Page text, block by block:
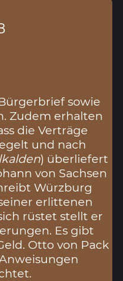
sowie
Zudem erhalten
die Verträge
und nach
) überliefert
von Sachsen
Würzburg
erlittenen
rüstet stellt er
Es gibt
Otto von Pack